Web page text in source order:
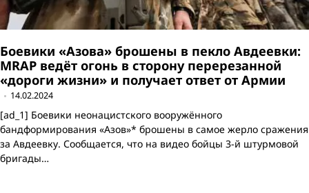
Боевики «Азова» брошены в пекло Авдеевки:
MRAP ведёт огонь в сторону перерезанной
«дороги жизни» и получает ответ от Армии
14.02.2024
[ad_1] Боевики неонацистского вооружённого
бандформирования «Азов»* брошены в самое жерло сражения
за Авдеевку. Сообщается, что на видео бойцы 3-й штурмовой
бригады…